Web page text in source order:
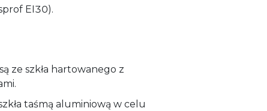
EI30).
ze szkła hartowanego z
taśmą aluminiową w celu